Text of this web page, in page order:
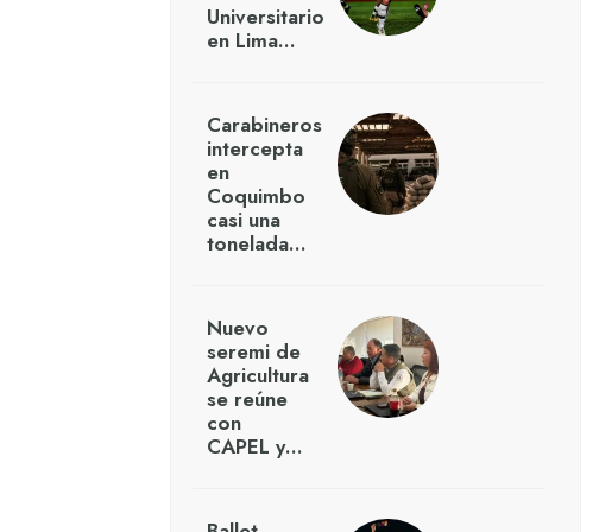
Universitario
en Lima…
Carabineros
intercepta
en
Coquimbo
casi una
tonelada…
Nuevo
seremi de
Agricultura
se reúne
con
CAPEL y…